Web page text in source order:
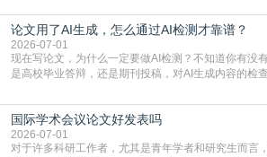
须加做AI查重。很多人分不清，AI查重和普通查重到
通查重查的是你的文字和已公开文献的重复比例，防
的内容里，有多少是AI生成的，防的是过
论文用了AI生成，怎么通过AI检测才靠谱？
2026-07-01
现在写论文，为什么一定要做AI检测？不知道你有没
是高校毕业答辩，还是期刊投稿，对AI生成内容的检
要求修改，还差点被判定学术不规范，真的太冤了。
刊，都已经明确出台了相关规定：如果使用AI生成内
注，未标注的AI生成内容会被认定为不符合学
国际学术会议论文好发表吗
2026-07-01
对于许多科研工作者，尤其是青年学者和研究生而言